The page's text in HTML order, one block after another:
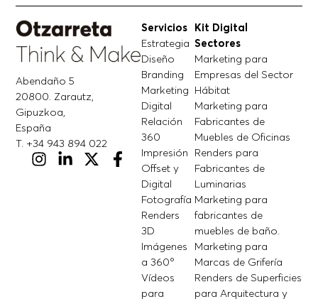
Abendaño 5
20800. Zarautz,
Gipuzkoa,
España
T. +34 943 894 022
Servicios
Estrategia
Diseño
Branding
Marketing
Digital
Relación
360
Impresión
Offset y
Digital
Fotografía
Renders
3D
Imágenes
a 360º
Vídeos
para
Kit Digital
Sectores
Marketing para
Empresas del Sector
Hábitat
Marketing para
Fabricantes de
Muebles de Oficinas
Renders para
Fabricantes de
Luminarias
Marketing para
fabricantes de
muebles de baño.
Marketing para
Marcas de Grifería
Renders de Superficies
para Arquitectura y